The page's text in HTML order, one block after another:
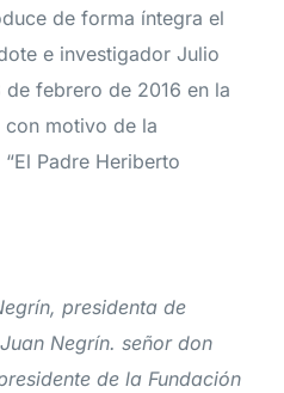
de forma íntegra el
e investigador Julio
febrero de 2016 en la
con motivo de la
Padre Heriberto
presidenta de
Negrín. señor don
de la Fundación